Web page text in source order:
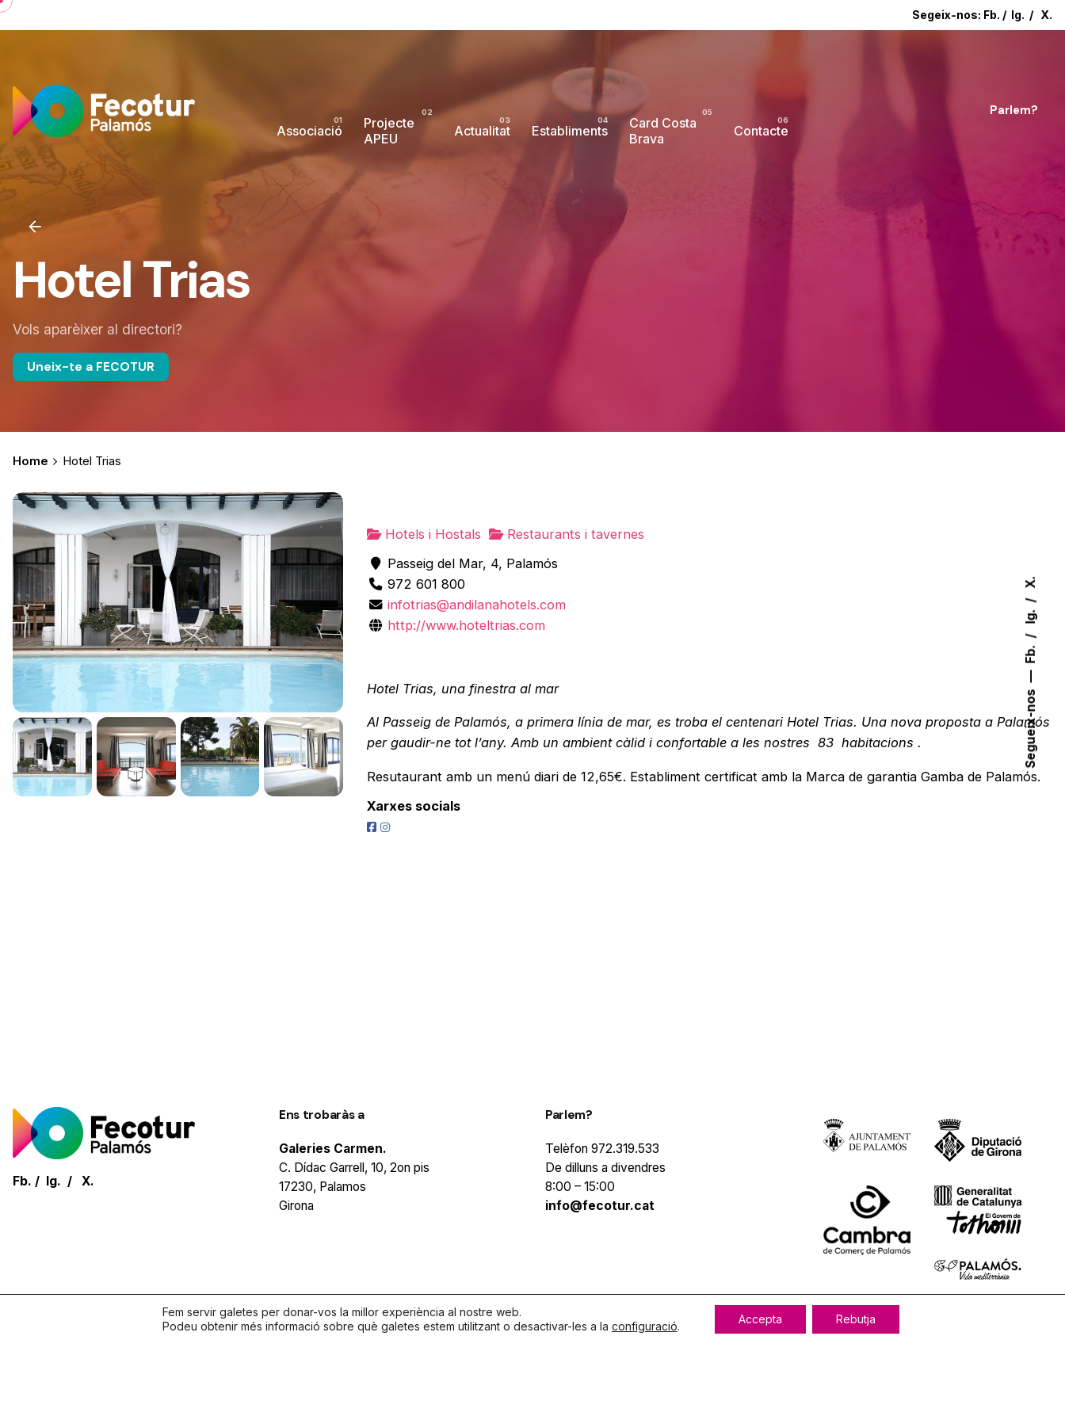
Segueix-nos
Fb.
Ig.
X.
Segeix-nos: Fb. / Ig. / X.
Associació
Projecte
APEU
Actualitat Establiments
Card Costa
Brava
Contacte
Parlem?
Hotel Trias
Vols aparèixer al directori?
Uneix-te a FECOTUR
Home Hotel Trias
Hotels i Hostals
Restaurants i tavernes
Passeig del Mar, 4, Palamós
972 601 800
infotrias@andilanahotels.com
http://www.hoteltrias.com
Hotel Trias, una finestra al mar
Al Passeig de Palamós, a primera línia de mar, es troba el centenari Hotel Trias. Una nova proposta a Palamós
per gaudir-ne tot l’any. Amb un ambient càlid i confortable a les nostres 83 habitacions .
Resutaurant amb un menú diari de 12,65€. Establiment certificat amb la Marca de garantia Gamba de Palamós.
Xarxes socials
Fb. / Ig. / X.
Ens trobaràs a
Galeries Carmen.
C. Dídac Garrell, 10, 2on pis
17230, Palamos
Girona
Parlem?
Telèfon 972.319.533
De dilluns a divendres
8:00 – 15:00
info@fecotur.cat
Fem servir galetes per donar-vos la millor experiència al nostre web.
Podeu obtenir més informació sobre què galetes estem utilitzant o desactivar-les a la configuració.
Accepta Rebutja